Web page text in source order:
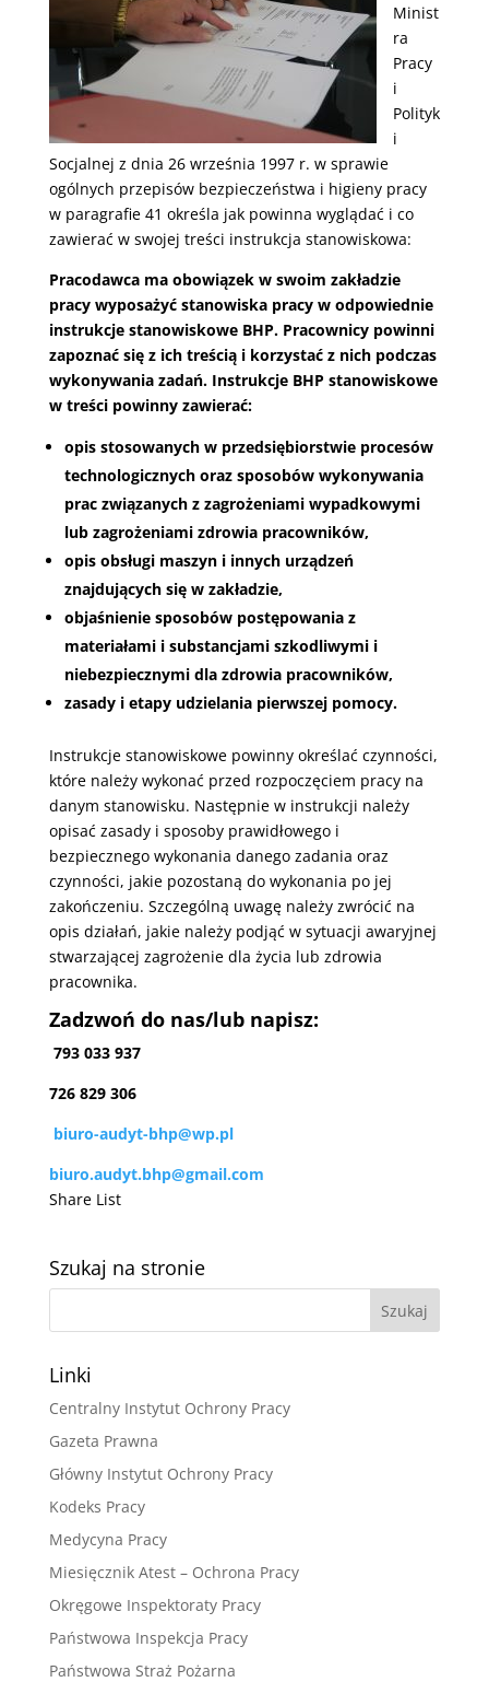
Minist
ra
Pracy
i
Polityk
i
Socjalnej z dnia 26 września 1997 r. w sprawie
ogólnych przepisów bezpieczeństwa i higieny pracy
w paragrafie 41 określa jak powinna wyglądać i co
zawierać w swojej treści instrukcja stanowiskowa:
Pracodawca ma obowiązek w swoim zakładzie
pracy wyposażyć stanowiska pracy w odpowiednie
instrukcje stanowiskowe BHP. Pracownicy powinni
zapoznać się z ich treścią i korzystać z nich podczas
wykonywania zadań. Instrukcje BHP stanowiskowe
w treści powinny zawierać:
opis stosowanych w przedsiębiorstwie procesów
technologicznych oraz sposobów wykonywania
prac związanych z zagrożeniami wypadkowymi
lub zagrożeniami zdrowia pracowników,
opis obsługi maszyn i innych urządzeń
znajdujących się w zakładzie,
objaśnienie sposobów postępowania z
materiałami i substancjami szkodliwymi i
niebezpiecznymi dla zdrowia pracowników,
zasady i etapy udzielania pierwszej pomocy.
Instrukcje stanowiskowe powinny określać czynności,
które należy wykonać przed rozpoczęciem pracy na
danym stanowisku. Następnie w instrukcji należy
opisać zasady i sposoby prawidłowego i
bezpiecznego wykonania danego zadania oraz
czynności, jakie pozostaną do wykonania po jej
zakończeniu. Szczególną uwagę należy zwrócić na
opis działań, jakie należy podjąć w sytuacji awaryjnej
stwarzającej zagrożenie dla życia lub zdrowia
pracownika.
Zadzwoń do nas/lub napisz:
793 033 937
726 829 306
biuro-audyt-bhp@wp.pl
biuro.audyt.bhp@gmail.com
Share List
Szukaj na stronie
Linki
Centralny Instytut Ochrony Pracy
Gazeta Prawna
Główny Instytut Ochrony Pracy
Kodeks Pracy
Medycyna Pracy
Miesięcznik Atest – Ochrona Pracy
Okręgowe Inspektoraty Pracy
Państwowa Inspekcja Pracy
Państwowa Straż Pożarna